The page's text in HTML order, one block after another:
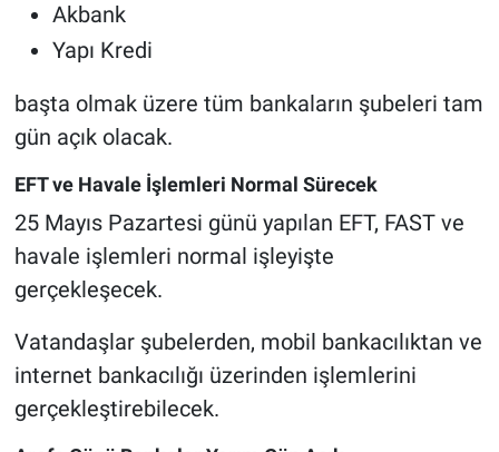
Akbank
Yapı Kredi
başta olmak üzere tüm bankaların şubeleri tam
gün açık olacak.
EFT ve Havale İşlemleri Normal Sürecek
25 Mayıs Pazartesi günü yapılan EFT, FAST ve
havale işlemleri normal işleyişte
gerçekleşecek.
Vatandaşlar şubelerden, mobil bankacılıktan ve
internet bankacılığı üzerinden işlemlerini
gerçekleştirebilecek.